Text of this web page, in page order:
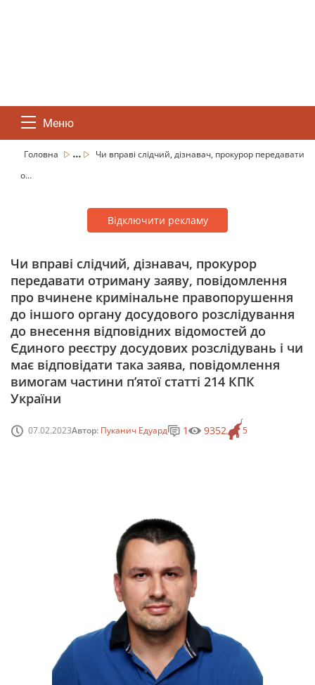
Меню
Головна ...
Чи вправі слідчий, дізнавач, прокурор передавати
о...
Відключити рекламу
Чи вправі слідчий, дізнавач, прокурор
передавати отриману заяву, повідомлення
про вчинене кримінальне правопорушення
до іншого органу досудового розслідування
до внесення відповідних відомостей до
Єдиного реєстру досудових розслідувань і чи
має відповідати така заява, повідомлення
вимогам частини п’ятої статті 214 КПК
України
07.02.2023Автор: Пуканич Едуард 5
1 9352